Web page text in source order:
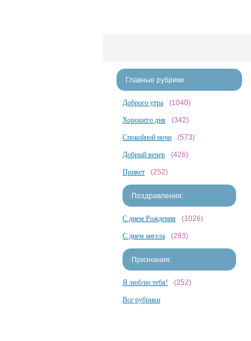
Главные рубрики:
Доброго утра (1040)
Хорошего дня (342)
Спокойной ночи (573)
Добрый вечер (426)
Привет (252)
Поздравления:
С днем Рождения (1026)
С днем ангела (293)
Признания:
Я люблю тебя! (252)
Все рубрики